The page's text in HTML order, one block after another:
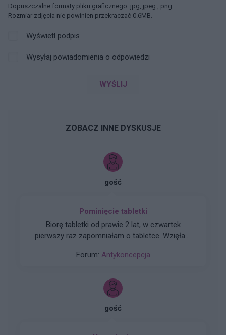
Dopuszczalne formaty pliku graficznego: jpg, jpeg , png.
Rozmiar zdjęcia nie powinien przekraczać 0.6MB.
Wyświetl podpis
Wysyłaj powiadomienia o odpowiedzi
WYŚLIJ
ZOBACZ INNE DYSKUSJE
gość
Pominięcie tabletki
Biorę tabletki od prawie 2 lat, w czwartek
pierwszy raz zapomniałam o tabletce. Wzięłam
mam robić dalej, przestać brać i poczekać na
krwawienie. Pierwszy spotykam się z taką
sytuacją i obawiam się troszeczkę. Dziękuję za
Forum: Antykoncepcja
gość